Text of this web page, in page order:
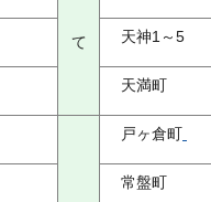
て 天神1～5
天満町
戸ヶ倉町
常盤町